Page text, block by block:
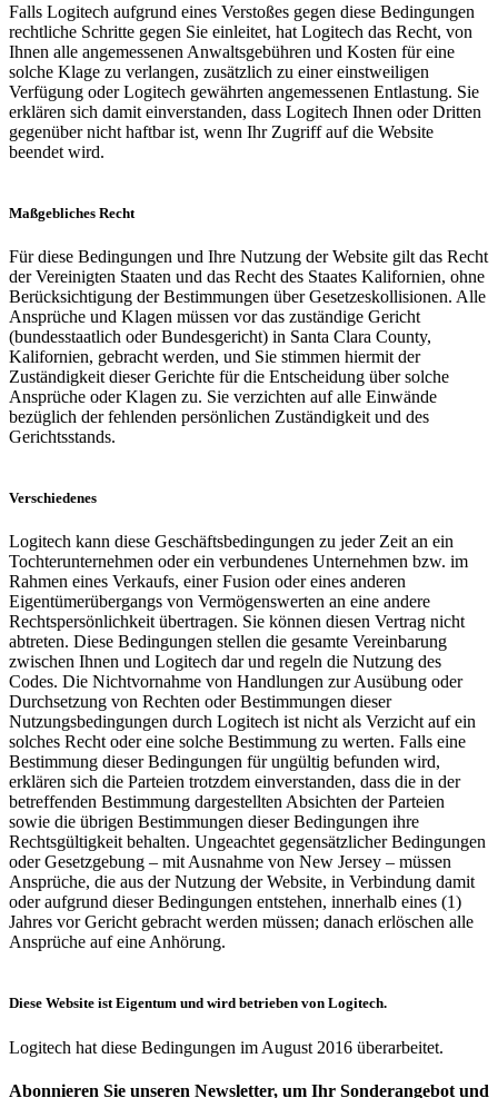
Falls Logitech aufgrund eines Verstoßes gegen diese Bedingungen
rechtliche Schritte gegen Sie einleitet, hat Logitech das Recht, von
Ihnen alle angemessenen Anwaltsgebühren und Kosten für eine
solche Klage zu verlangen, zusätzlich zu einer einstweiligen
Verfügung oder Logitech gewährten angemessenen Entlastung. Sie
erklären sich damit einverstanden, dass Logitech Ihnen oder Dritten
gegenüber nicht haftbar ist, wenn Ihr Zugriff auf die Website
beendet wird.
Maßgebliches Recht
Für diese Bedingungen und Ihre Nutzung der Website gilt das Recht
der Vereinigten Staaten und das Recht des Staates Kalifornien, ohne
Berücksichtigung der Bestimmungen über Gesetzeskollisionen. Alle
Ansprüche und Klagen müssen vor das zuständige Gericht
(bundesstaatlich oder Bundesgericht) in Santa Clara County,
Kalifornien, gebracht werden, und Sie stimmen hiermit der
Zuständigkeit dieser Gerichte für die Entscheidung über solche
Ansprüche oder Klagen zu. Sie verzichten auf alle Einwände
bezüglich der fehlenden persönlichen Zuständigkeit und des
Gerichtsstands.
Verschiedenes
Logitech kann diese Geschäftsbedingungen zu jeder Zeit an ein
Tochterunternehmen oder ein verbundenes Unternehmen bzw. im
Rahmen eines Verkaufs, einer Fusion oder eines anderen
Eigentümerübergangs von Vermögenswerten an eine andere
Rechtspersönlichkeit übertragen. Sie können diesen Vertrag nicht
abtreten. Diese Bedingungen stellen die gesamte Vereinbarung
zwischen Ihnen und Logitech dar und regeln die Nutzung des
Codes. Die Nichtvornahme von Handlungen zur Ausübung oder
Durchsetzung von Rechten oder Bestimmungen dieser
Nutzungsbedingungen durch Logitech ist nicht als Verzicht auf ein
solches Recht oder eine solche Bestimmung zu werten. Falls eine
Bestimmung dieser Bedingungen für ungültig befunden wird,
erklären sich die Parteien trotzdem einverstanden, dass die in der
betreffenden Bestimmung dargestellten Absichten der Parteien
sowie die übrigen Bestimmungen dieser Bedingungen ihre
Rechtsgültigkeit behalten. Ungeachtet gegensätzlicher Bedingungen
oder Gesetzgebung – mit Ausnahme von New Jersey – müssen
Ansprüche, die aus der Nutzung der Website, in Verbindung damit
oder aufgrund dieser Bedingungen entstehen, innerhalb eines (1)
Jahres vor Gericht gebracht werden müssen; danach erlöschen alle
Ansprüche auf eine Anhörung.
Diese Website ist Eigentum und wird betrieben von Logitech.
Logitech hat diese Bedingungen im August 2016 überarbeitet.
Abonnieren Sie unseren Newsletter, um Ihr Sonderangebot und